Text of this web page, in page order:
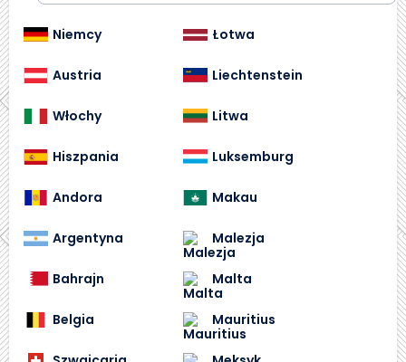
Niemcy
Austria
Włochy
Hiszpania
Andora
Argentyna
Bahrajn
Belgia
Łotwa
Liechtenstein
Litwa
Luksemburg
Makau
Malezja
Malta
Mauritius